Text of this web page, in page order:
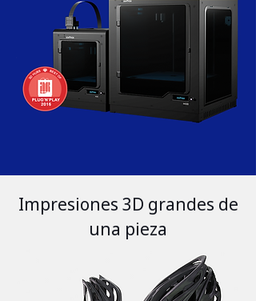
Impresiones 3D grandes de
una pieza